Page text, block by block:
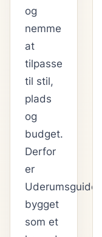
og
nemme
at
tilpasse
til stil,
plads
og
budget.
Derfor
er
Uderumsguiden
bygget
som et